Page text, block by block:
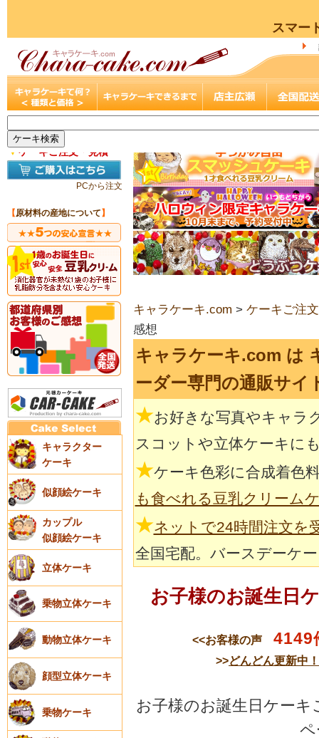
スマー
▼ケーキご注文・見積
PCから注文
【原材料の産地について 】
キャラクター
ケーキ
似顔絵ケーキ
カップル
似顔絵ケーキ
立体ケーキ
乗物立体ケーキ
動物立体ケーキ
顔型立体ケーキ
乗物ケーキ
キャラケーキ.com > ケーキご注
感想
キャラケーキ.com は
ーダー専門の通販サイ
★お好きな写真やキャラ
スコットや立体ケーキに
★ケーキ色彩に合成着色
も食べれる豆乳クリーム
★ネットで24時間注文を
全国宅配。バースデーケ
お子様のお誕生日
<<お客様の声 4149
>>どんどん更新中
お子様のお誕生日ケーキ